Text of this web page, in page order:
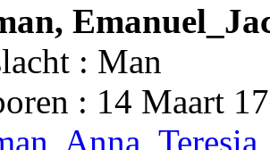
: Man
: 14 Maart
Anna_Teresia